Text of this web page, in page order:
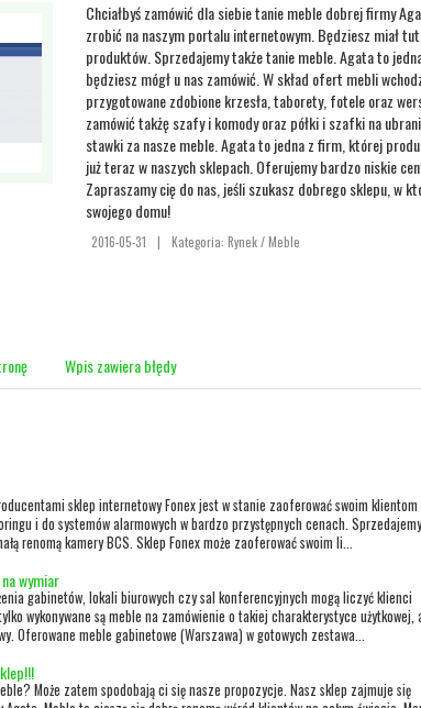
Chciałbyś zamówić dla siebie tanie meble dobrej firmy
zrobić na naszym portalu internetowym. Będziesz miał
produktów. Sprzedajemy także tanie meble. Agata to
będziesz mógł u nas zamówić. W skład ofert mebli
przygotowane zdobione krzesła, taborety, fotele oraz
zamówić takżę szafy i komody oraz półki i szafki na
stawki za nasze meble. Agata to jedna z firm, której
już teraz w naszych sklepach. Oferujemy bardzo niskie
Zapraszamy cię do nas, jeśli szukasz dobrego sklepu, w
swojego domu!
2016-05-31 | Kategoria: Rynek / Meble
Wpis zawiera błędy
sklep internetowy Fonex jest w stanie zaoferować swoim klientom
i do systemów alarmowych w bardzo przystępnych cenach. Sprzedajemy
renomą kamery BCS. Sklep Fonex może zaoferować swoim li...
wymiar
gabinetów, lokali biurowych czy sal konferencyjnych mogą liczyć klienci
wykonywane są meble na zamówienie o takiej charakterystyce użytkowej,
Oferowane meble gabinetowe (Warszawa) w gotowych zestawa...
Może zatem spodobają ci się nasze propozycje. Nasz sklep zajmuje się